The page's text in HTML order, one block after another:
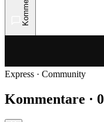
Express · Community
Kommentare · 0